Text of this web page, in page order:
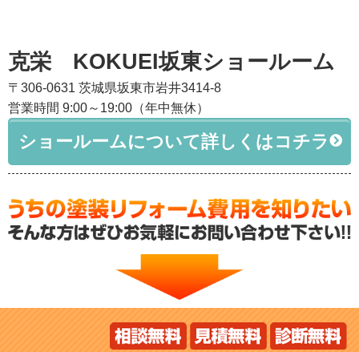
克栄 KOKUEI坂東ショールーム
〒306-0631 茨城県坂東市岩井3414-8
営業時間 9:00～19:00（年中無休）
ショールームについて詳しくはコチラ